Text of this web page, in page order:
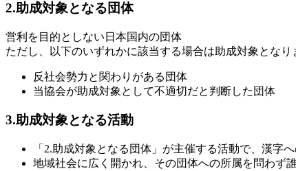
2.助成対象となる団体
営利を目的としない日本国内の団体
ただし、以下のいずれかに該当する場合は助成対象となり
反社会勢力と関わりがある団体
当協会が助成対象として不適切だと判断した団体
3.助成対象となる活動
「2.助成対象となる団体」が主催する活動で、漢字
地域社会に広く開かれ、その団体への所属を問わず